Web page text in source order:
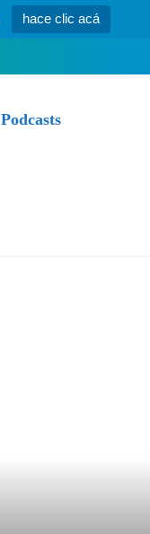
hace clic acá
Podcasts